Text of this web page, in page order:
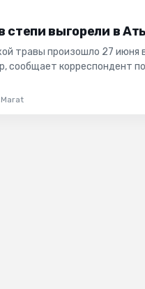
степи выгорели в
травы произошло 27 июня
сообщает корреспондент
Marat